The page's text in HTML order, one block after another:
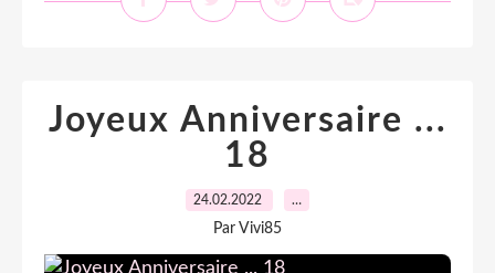
Joyeux Anniversaire ...
18
24.02.2022 …
Par Vivi85